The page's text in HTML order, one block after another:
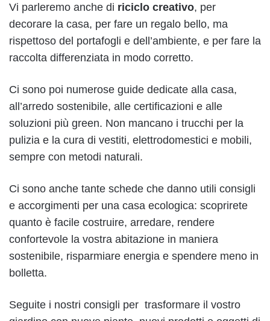
Vi parleremo anche di riciclo creativo, per
decorare la casa, per fare un regalo bello, ma
rispettoso del portafogli e dell’ambiente, e per fare la
raccolta differenziata in modo corretto.
Ci sono poi numerose guide dedicate alla casa,
all’arredo sostenibile, alle certificazioni e alle
soluzioni più green. Non mancano i trucchi per la
pulizia e la cura di vestiti, elettrodomestici e mobili,
sempre con metodi naturali.
Ci sono anche tante schede che danno utili consigli
e accorgimenti per una casa ecologica: scoprirete
quanto è facile costruire, arredare, rendere
confortevole la vostra abitazione in maniera
sostenibile, risparmiare energia e spendere meno in
bolletta.
Seguite i nostri consigli per trasformare il vostro